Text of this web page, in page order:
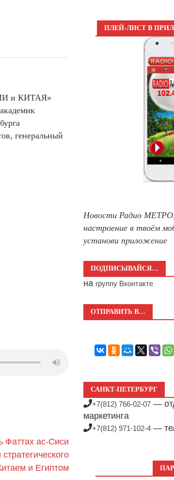
и КИТАЯ»
генеральный
Фаттах ас-Сиси
и Египтом
ПЛЕЙ-ЛИСТ В
Новости Радио
настроение в твоём
установи приложение
ПОДПИСЫВАЙСЯ…
на группу Вконтакте
ОТПРАВИТЬ В…
САНКТ-ПЕТЕРБУРГ
+7(812) 766-02-07 —
маркетинга
+7(812) 971-102-4 —